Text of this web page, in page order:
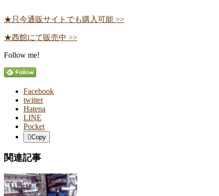
★只今通販サイトでも購入可能 >>
★西館にて販売中 >>
Follow me!
Facebook
twitter
Hatena
LINE
Pocket
Copy
関連記事